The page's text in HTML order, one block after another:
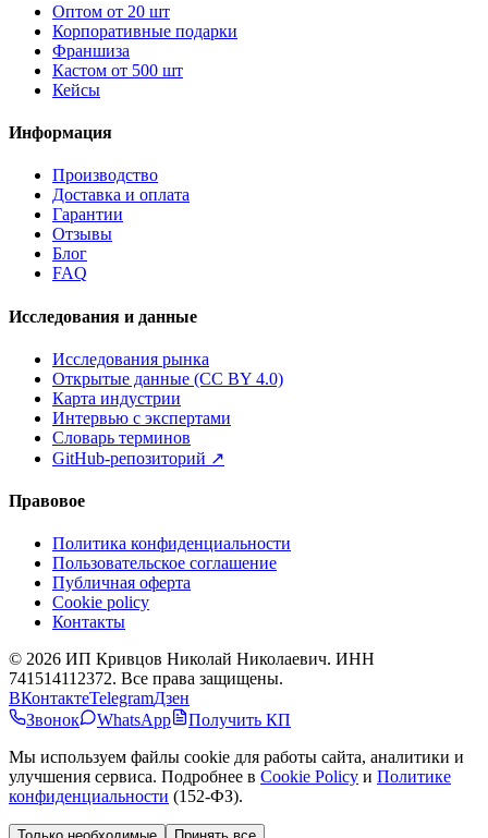
Оптом от 20 шт
Корпоративные подарки
Франшиза
Кастом от 500 шт
Кейсы
Информация
Производство
Доставка и оплата
Гарантии
Отзывы
Блог
FAQ
Исследования и данные
Исследования рынка
Открытые данные (CC BY 4.0)
Карта индустрии
Интервью с экспертами
Словарь терминов
GitHub-репозиторий ↗
Правовое
Политика конфиденциальности
Пользовательское соглашение
Публичная оферта
Cookie policy
Контакты
© 2026 ИП Кривцов Николай Николаевич. ИНН
741514112372. Все права защищены.
ВКонтактеTelegramДзен
Звонок
WhatsApp
Получить КП
Мы используем файлы cookie для работы сайта, аналитики и
улучшения сервиса. Подробнее в Cookie Policy и Политике
конфиденциальности (152-ФЗ).